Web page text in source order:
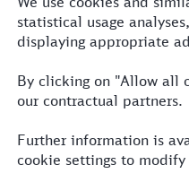
(Bay) Hbf
4:36
(Bay) Hbf
4:54